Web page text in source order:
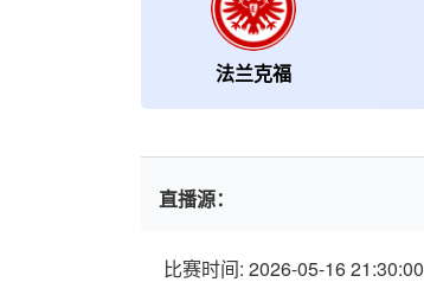
法兰克福
直播源：
比赛时间: 2026-05-16 21:30:00